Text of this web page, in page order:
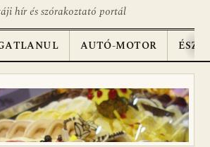
hír és szórakoztató portál
AUTÓ-MOTOR